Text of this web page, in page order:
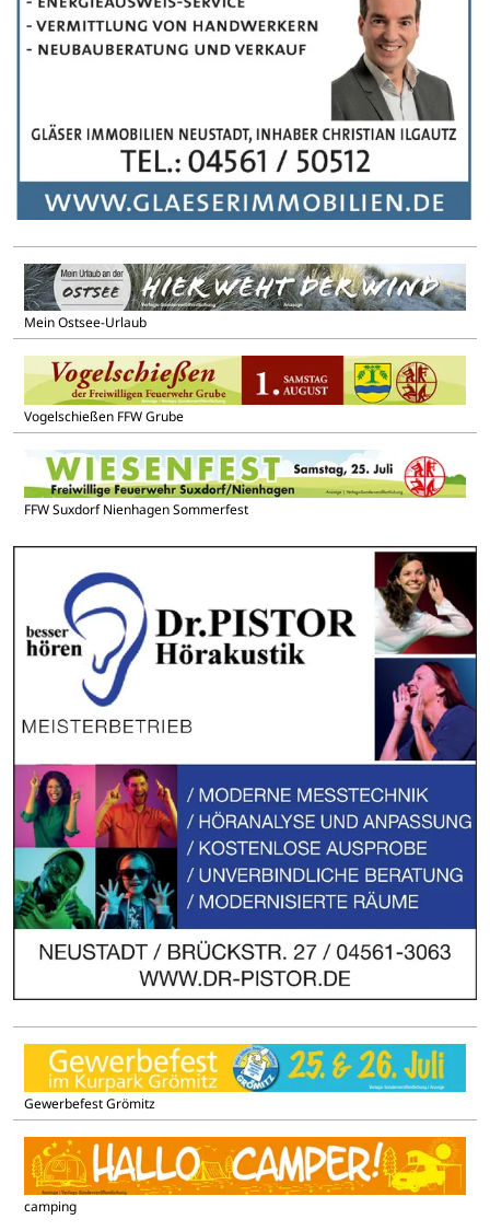
Mein Ostsee-Urlaub
Vogelschießen FFW Grube
FFW Suxdorf Nienhagen Sommerfest
Gewerbefest Grömitz
camping